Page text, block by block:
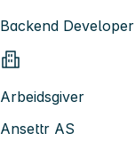
Backend Developer
Arbeidsgiver
Ansettr AS